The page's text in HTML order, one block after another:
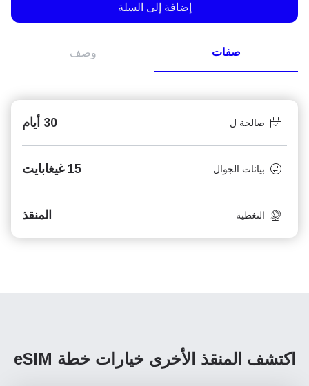
إضافة إلى السلة
صفات وصف
صالحة ل 30 أيام
بيانات الجوال 15 غيغابايت
التغطية المنقذ
اكتشف المنقذ الأخرى خيارات خطة eSIM